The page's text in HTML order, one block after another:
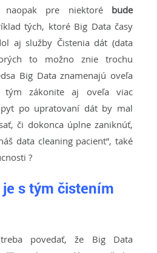
naopak pre niektoré bude
tých, ktoré Big Data časy
aj služby Čistenia dát (data
to možno znie trochu
Big Data znamenajú oveľa
zákonite aj oveľa viac
po upratovaní dát by mal
či dokonca úplne zaniknúť,
data cleaning pacient”, také
?
s tým čistením
povedať, že Big Data